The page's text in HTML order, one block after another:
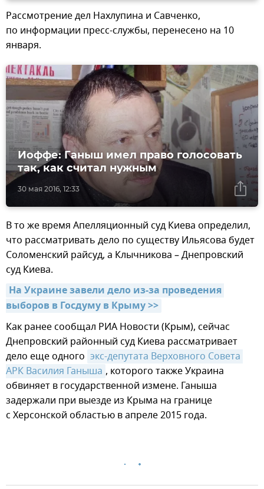
Рассмотрение дел Нахлупина и Савченко,
по информации пресс-службы, перенесено на 10
января.
30 мая 2016, 12:33
Иоффе: Ганыш имел право голосовать
так, как считал нужным
В то же время Апелляционный суд Киева определил,
что рассматривать дело по существу Ильясова будет
Соломенский райсуд, а Клычникова – Днепровский
суд Киева.
На Украине завели дело из-за проведения
выборов в Госдуму в Крыму >>
Как ранее сообщал РИА Новости (Крым), сейчас
Днепровский районный суд Киева рассматривает
дело еще одного экс-депутата Верховного Совета
АРК Василия Ганыша , которого также Украина
обвиняет в государственной измене. Ганыша
задержали при выезде из Крыма на границе
с Херсонской областью в апреле 2015 года.